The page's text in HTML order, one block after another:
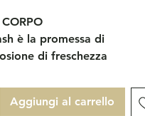
è la promessa di
di freschezza
della giornata.
di trattamento è inebriata
Aggiungi al carrello